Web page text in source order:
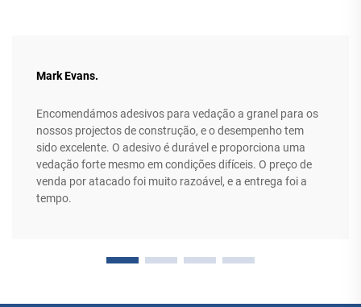
Mark Evans.
Encomendámos adesivos para vedação a granel para os
nossos projectos de construção, e o desempenho tem
sido excelente. O adesivo é durável e proporciona uma
vedação forte mesmo em condições difíceis. O preço de
venda por atacado foi muito razoável, e a entrega foi a
tempo.